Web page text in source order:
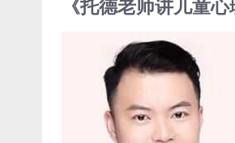
《托德老师讲儿童